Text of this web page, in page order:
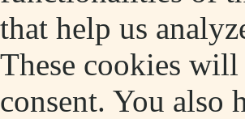
that help us
These cookies
consent. You also